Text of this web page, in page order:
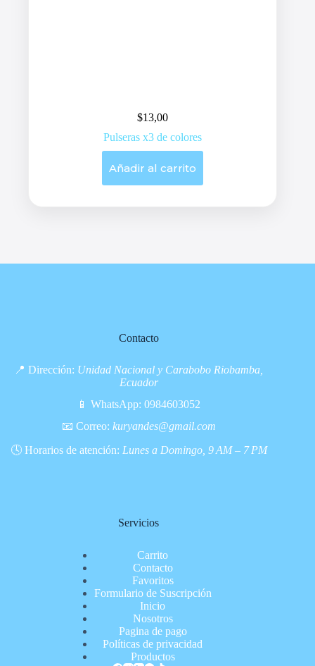
$13,00
Pulseras x3 de colores
Añadir al carrito
Contacto
📍 Dirección: Unidad Nacional y Carabobo Riobamba,
Ecuador
📱 WhatsApp:0984603052
📧 Correo: kuryandes@gmail.com
🕓 Horarios de atención: Lunes a Domingo, 9 AM – 7 PM
Servicios
Carrito
Contacto
Favoritos
Formulario de Suscripción
Inicio
Nosotros
Pagina de pago
Políticas de privacidad
Productos